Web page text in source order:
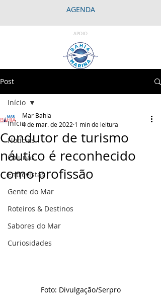
AGENDA
APOIO
Post
Início
Notícias
Colunas
Entrevistas
Gente do Mar
Roteiros & Destinos
Sabores do Mar
Curiosidades
Início
Condutor de turismo
náutico é reconhecido
como profissão
Mar Bahia
4 de mar. de 2022 1 min de leitura
Foto: Divulgação/Serpro